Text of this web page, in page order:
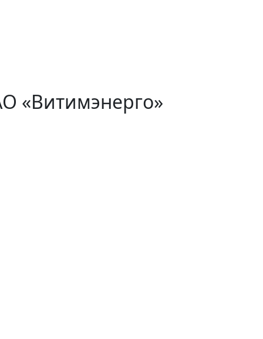
«Витимэнерго»